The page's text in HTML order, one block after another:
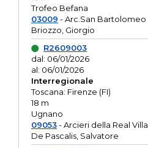
Trofeo Befana
03009 - Arc.San Bartolomeo
Briozzo, Giorgio
R2609003
dal: 06/01/2026
al: 06/01/2026
Interregionale
Toscana: Firenze (FI)
18 m
Ugnano
09053- Arcieri della Real Villa
De Pascalis, Salvatore